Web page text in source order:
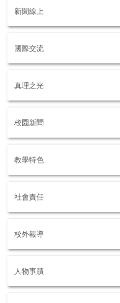
新聞線上
國際交流
真理之光
校園新聞
教學特色
社會責任
校外報導
人物事蹟